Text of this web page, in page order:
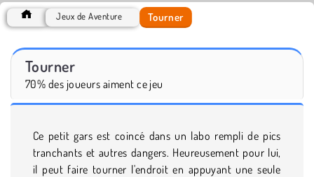
Jeux de Aventure Tourner
Tourner
70% des joueurs aiment ce jeu
Ce petit gars est coincé dans un labo rempli de pics
tranchants et autres dangers. Heureusement pour lui,
il peut faire tourner l'endroit en appuyant une seule